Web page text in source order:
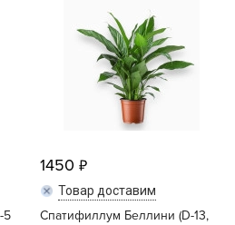
5
1450
Товар доставим
Спатифиллум Беллини (D-13,